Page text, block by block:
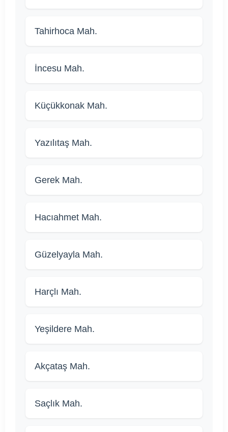
Tahirhoca Mah.
İncesu Mah.
Küçükkonak Mah.
Yazılıtaş Mah.
Gerek Mah.
Hacıahmet Mah.
Güzelyayla Mah.
Harçlı Mah.
Yeşildere Mah.
Akçataş Mah.
Saçlık Mah.